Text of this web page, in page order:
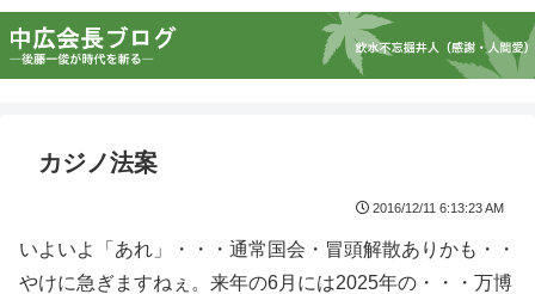
カジノ法案
2016/12/11 6:13:23 AM
いよいよ「あれ」・・・通常国会・冒頭解散ありかも・・
やけに急ぎますねぇ。来年の6月には2025年の・・・万博